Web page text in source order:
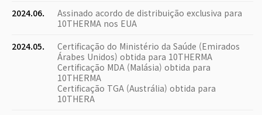
2024.06.
Assinado acordo de distribuição exclusiva para
10THERMA nos EUA
2024.05.
Certificação do Ministério da Saúde (Emirados
Árabes Unidos) obtida para 10THERMA
Certificação MDA (Malásia) obtida para
10THERMA
Certificação TGA (Austrália) obtida para
10THERA